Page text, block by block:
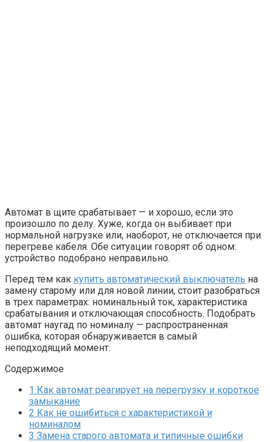
Автомат в щите срабатывает — и хорошо, если это
произошло по делу. Хуже, когда он выбивает при
нормальной нагрузке или, наоборот, не отключается при
перегреве кабеля. Обе ситуации говорят об одном:
устройство подобрано неправильно.
Перед тем как купить автоматический выключатель на
замену старому или для новой линии, стоит разобраться
в трех параметрах: номинальный ток, характеристика
срабатывания и отключающая способность. Подобрать
автомат наугад по номиналу — распространенная
ошибка, которая обнаруживается в самый
неподходящий момент.
Содержимое
1 Как автомат реагирует на перегрузку и короткое
замыкание
2 Как не ошибиться с характеристикой и
номиналом
3 Замена старого автомата и типичные ошибки